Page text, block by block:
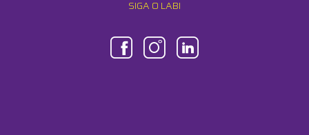
SIGA O LABI